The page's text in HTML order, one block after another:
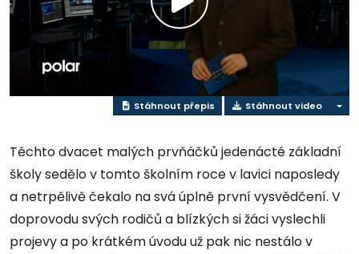
Přehrát
video
Stáhnout přepis Stáhnout video
Těchto dvacet malých prvňáčků jedenácté základní
školy sedělo v tomto školním roce v lavici naposledy
a netrpělivě čekalo na svá úplně první vysvědčení. V
doprovodu svých rodičů a blízkých si žáci vyslechli
projevy a po krátkém úvodu už pak nic nestálo v